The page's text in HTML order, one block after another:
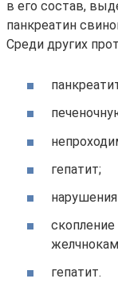
в его состав,
панкреатин
Среди других
гепатит;
гепатит.